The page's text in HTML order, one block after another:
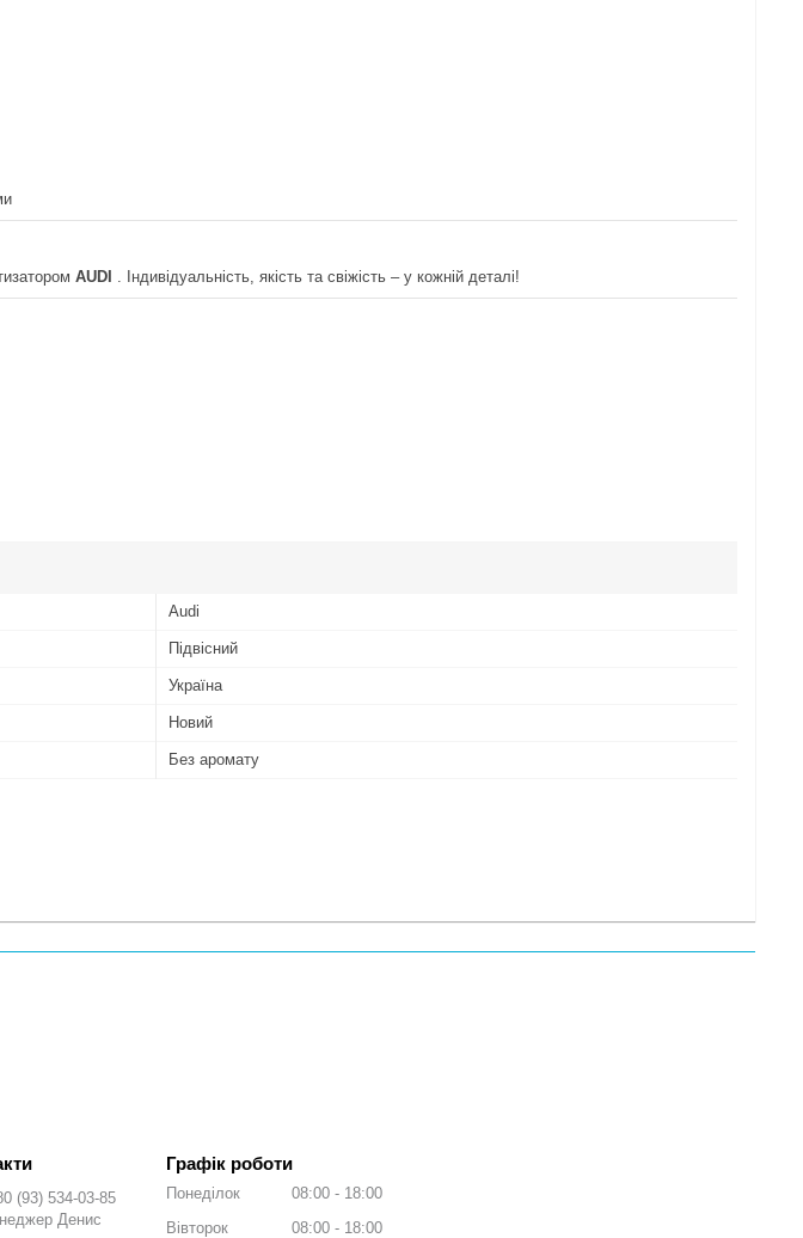
AUDI . Індивідуальність, якість та свіжість – у кожній деталі!
Audi
Підвісний
Україна
Новий
Без аромату
(93) 534-03-85
Денис
Графік роботи
Понеділок 08:00
18:00
Вівторок
08:00 18:00